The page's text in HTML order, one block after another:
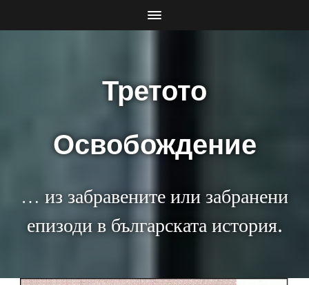
Третото
Освобождение
… из забравените или забранени
епизоди в българската история.